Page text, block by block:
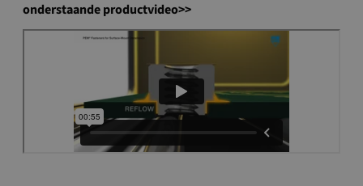
onderstaande productvideo>>